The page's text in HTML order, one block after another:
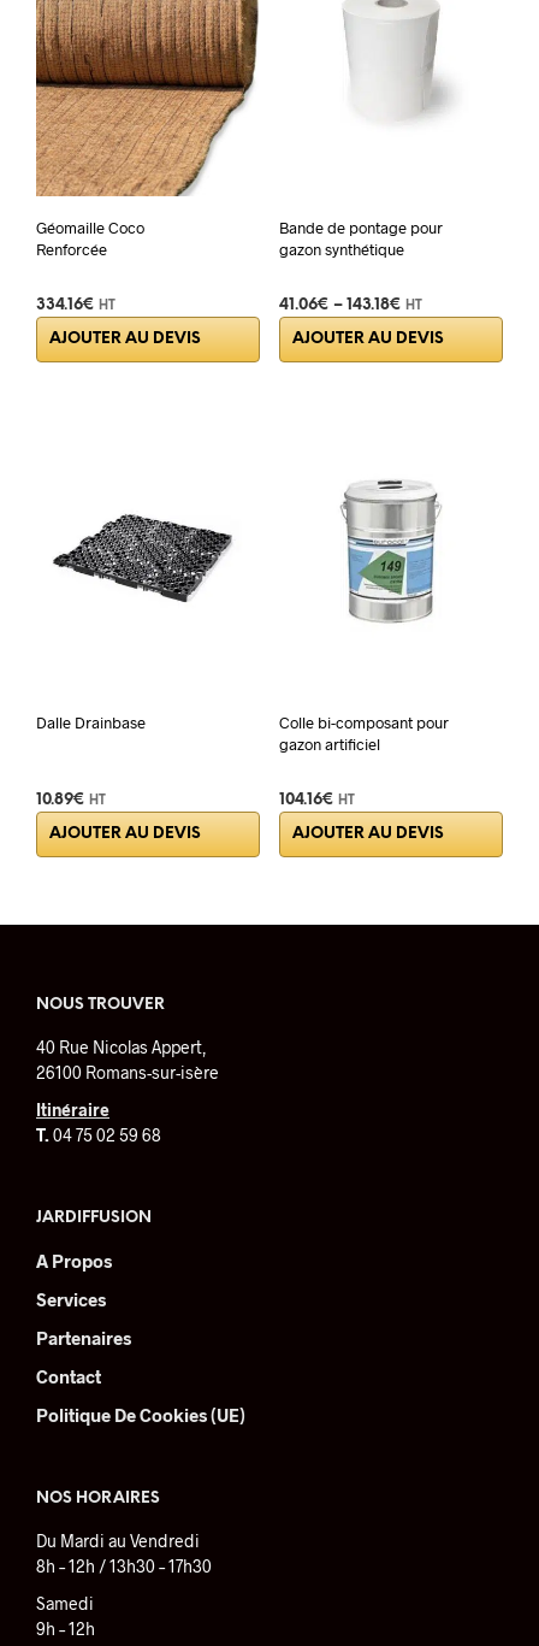
Géomaille Coco
Renforcée
334.16€ HT
AJOUTER AU DEVIS
Bande de pontage pour
gazon synthétique
41.06€ – 143.18€ HT
AJOUTER AU DEVIS
Ce
Dalle Drainbase
10.89€ HT
AJOUTER AU DEVIS
Colle bi-composant pour
gazon artificiel
104.16€ HT
AJOUTER AU DEVIS
NOUS TROUVER
40 Rue Nicolas Appert,
26100 Romans-sur-isère
Itinéraire
T.04 75 02 59 68
JARDIFFUSION
A Propos
Services
Partenaires
Contact
Politique De Cookies (UE)
NOS HORAIRES
Du Mardi au Vendredi
8h – 12h / 13h30 – 17h30
Samedi
9h – 12h